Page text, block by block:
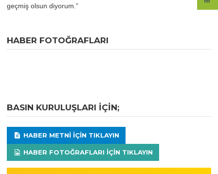
geçmiş olsun diyorum.”
HABER FOTOĞRAFLARI
BASIN KURULUŞLARI IÇIN;
HABER METNI IÇIN TIKLAYIN
HABER FOTOĞRAFLARI IÇIN TIKLAYIN